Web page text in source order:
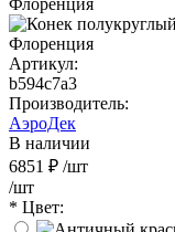
Артикул:
b594c7a3
Производитель:
АэроДек
В наличии
6851 ₽ /шт
/шт
* Цвет: